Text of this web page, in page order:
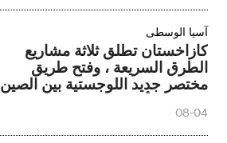
آسيا الوسطى
كازاخستان تطلق ثلاثة مشاريع
الطرق السريعة ، وفتح طريق
مختصر جديد اللوجستية بين الصين
08-04